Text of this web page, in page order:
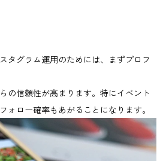
タグラム運用のためには、まずプロフ
の信頼性が高まります。特にイベント
ォロー確率もあがることになります。